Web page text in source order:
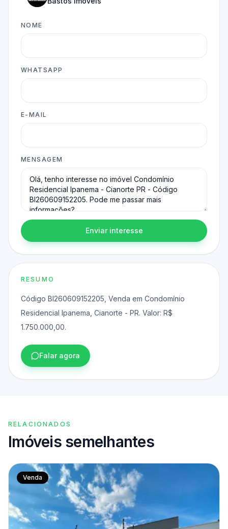
NOME
WHATSAPP
E-MAIL
MENSAGEM
Enviar interesse
RESUMO
Código BI260609152205, Venda em Condomínio
Residencial Ipanema, Cianorte - PR. Valor: R$
1.750.000,00.
Falar agora
RELACIONADOS
Imóveis semelhantes
Venda